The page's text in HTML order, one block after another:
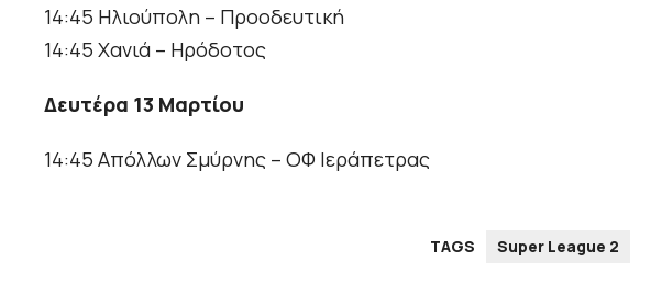
14:45 Ηλιούπολη – Προοδευτική
14:45 Χανιά – Ηρόδοτος
Δευτέρα 13 Μαρτίου
14:45 Απόλλων Σμύρνης – ΟΦ Ιεράπετρας
TAGS Super League 2